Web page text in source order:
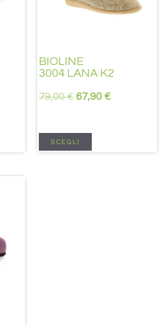
BIOLINE
3004 LANA K2
79,00€ 67,90 €
SCEGLI